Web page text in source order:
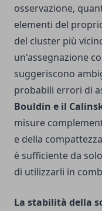
osservazione,
elementi del
del cluster più
un'assegnazione
suggeriscono
probabili errori di
Bouldin e il
misure
e della
è sufficiente da
di utilizzarli in
La stabilità della